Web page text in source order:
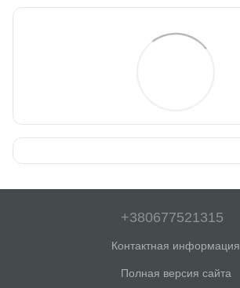
+380677521315
Контактная информация
Полная версия сайта